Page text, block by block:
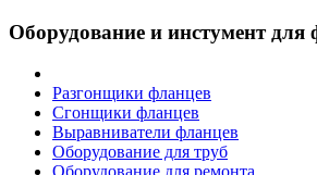
Оборудование и инстумент для
Разгонщики фланцев
Сгонщики фланцев
Выравниватели фланцев
Оборудование для труб